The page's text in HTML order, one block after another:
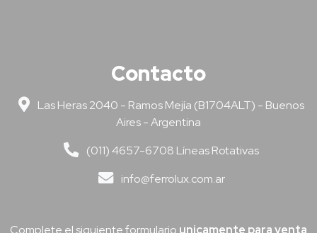
Contacto
Las Heras 2040 - Ramos Mejía (B1704ALT) - Buenos
Aires - Argentina
(011) 4657-6708 Líneas Rotativas
info@ferrolux.com.ar
Complete el siguiente formulario unicamente para venta